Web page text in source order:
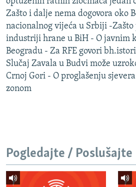
SVE KARTE DEJTONA
NASTANAK I RASPAD JUGOSLAVIJE
Zašto i dalje nema dogovora oko
nacionalnog vijeća u Srbiji -
industriji hrane u BiH - O javnim
Beogradu - Za RFE govori
Slučaj Zavala u Budvi može
Crnoj Gori - O proglašenju
zonom
Pogledajte / Poslušajte